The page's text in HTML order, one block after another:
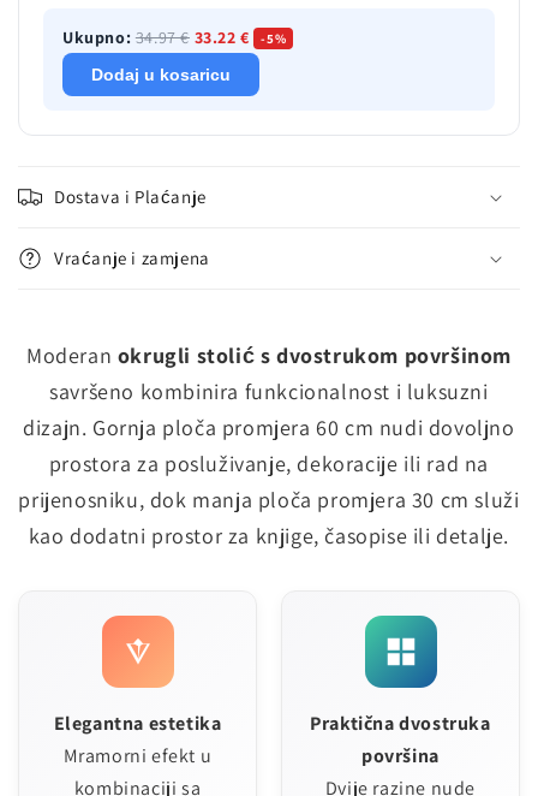
Ukupno: 34.97 € 33.22 € -5%
Dodaj u kosaricu
Dostava i Plaćanje
Vraćanje i zamjena
Moderan okrugli stolić s dvostrukom površinom
savršeno kombinira funkcionalnost i luksuzni
dizajn. Gornja ploča promjera 60 cm nudi dovoljno
prostora za posluživanje, dekoracije ili rad na
prijenosniku, dok manja ploča promjera 30 cm služi
kao dodatni prostor za knjige, časopise ili detalje.
Elegantna estetika
Mramorni efekt u
kombinaciji sa
Praktična dvostruka
površina
Dvije razine nude